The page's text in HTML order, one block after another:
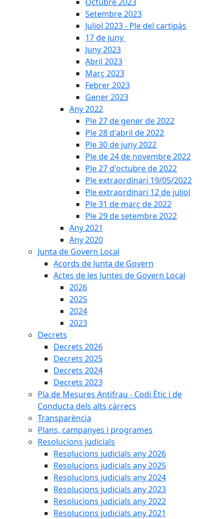
Setembre 2023
Juliol 2023 - Ple del cartipàs
17 de juny
Juny 2023
Abril 2023
Març 2023
Febrer 2023
Gener 2023
Any 2022
Ple 27 de gener de 2022
Ple 28 d'abril de 2022
Ple 30 de juny 2022
Ple de 24 de novembre 2022
Ple 27 d'octubre de 2022
Ple extraordinari 19/05/2022
Ple extraordinari 12 de juliol
Ple 31 de març de 2022
Ple 29 de setembre 2022
Any 2021
Any 2020
Junta de Govern Local
Acords de Junta de Govern
Actes de les Juntes de Govern Local
2026
2025
2024
2023
Decrets
Decrets 2026
Decrets 2025
Decrets 2024
Decrets 2023
Pla de Mesures Antifrau - Codi Ètic i de
Conducta dels alts càrrecs
Transparència
Plans, campanyes i programes
Resolucions judicials
Resolucions judicials any 2026
Resolucions judicials any 2025
Resolucions judicials any 2024
Resolucions judicials any 2023
Resolucions judicials any 2022
Resolucions judicials any 2021